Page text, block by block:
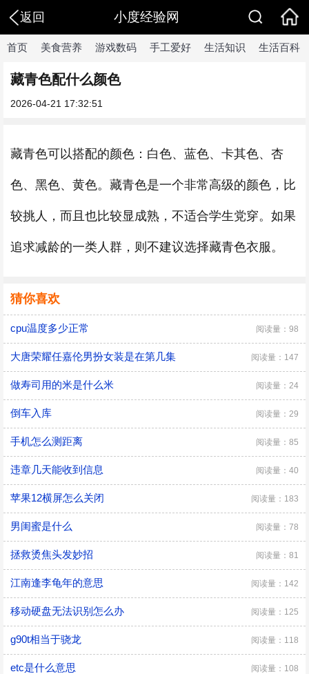
返回 小度经验网
首页 美食营养 游戏数码 手工爱好 生活知识 生活百科
藏青色配什么颜色
2026-04-21 17:32:51
藏青色可以搭配的颜色：白色、蓝色、卡其色、杏
色、黑色、黄色。藏青色是一个非常高级的颜色，比
较挑人，而且也比较显成熟，不适合学生党穿。如果
追求减龄的一类人群，则不建议选择藏青色衣服。
猜你喜欢
cpu温度多少正常 阅读量：98
大唐荣耀任嘉伦男扮女装是在第几集 阅读量：147
做寿司用的米是什么米 阅读量：24
倒车入库 阅读量：29
手机怎么测距离 阅读量：85
违章几天能收到信息 阅读量：40
苹果12横屏怎么关闭 阅读量：183
男闺蜜是什么 阅读量：78
拯救烫焦头发妙招 阅读量：81
江南逢李龟年的意思 阅读量：142
移动硬盘无法识别怎么办 阅读量：125
g90t相当于骁龙 阅读量：118
etc是什么意思 阅读量：108